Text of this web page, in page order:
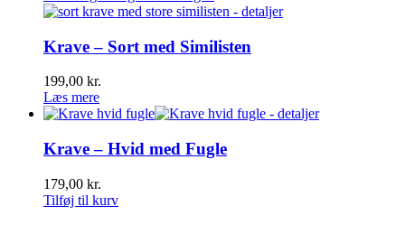
Krave – Sort med Similisten
199,00 kr.
Læs mere
Krave – Hvid med Fugle
179,00 kr.
Tilføj til kurv